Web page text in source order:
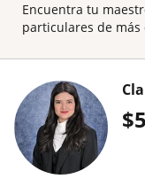
Encuentra tu
particulares de más
$